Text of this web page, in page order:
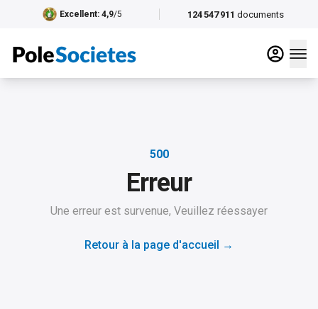
124 547 911 documents
Excellent: 4,9/5
500
Erreur
Une erreur est survenue, Veuillez réessayer
Retour à la page d'accueil →